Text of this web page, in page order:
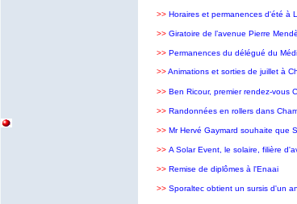
>> Horaires et permanences d'été à
>> Giratoire de l’avenue Pierre
>> Permanences du délégué du
>>Animations et sorties de juillet à
>> Ben Ricour, premier rendez-vous
>> Randonnées en rollers dans
>> Mr Hervé Gaymard souhaite que
>> A Solar Event, le solaire, filière
>> Remise de diplômes à l'Enaai
>> Sporaltec obtient un sursis d'un an